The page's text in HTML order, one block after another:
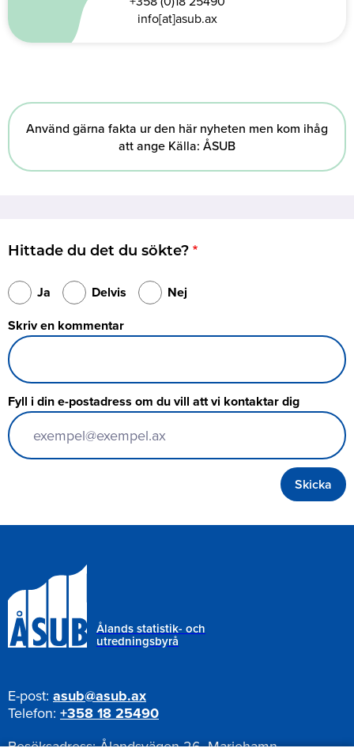
info[at]asub.ax
Använd gärna fakta ur den här nyheten men kom ihåg
att ange Källa: ÅSUB
Hittade du det du sökte?
Ja Delvis
Nej
Skriv en kommentar
Fyll i din e-postadress om du vill att vi kontaktar dig
Ålands statistik- och
utredningsbyrå
E-post: asub@asub.ax
Telefon: +358 18 25490